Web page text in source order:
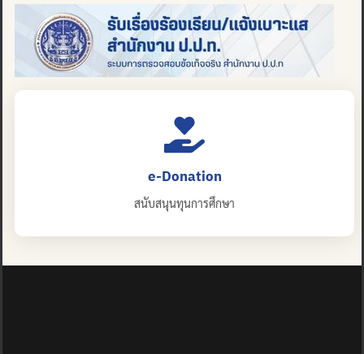
e-Donation
สนับสนุนทุนการศึกษา